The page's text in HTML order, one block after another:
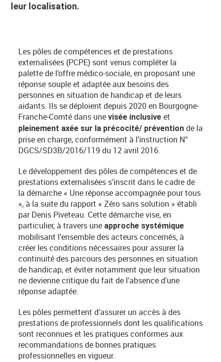
leur localisation.
Les pôles de compétences et de prestations
externalisées (PCPE) sont venus compléter la
palette de l’offre médico-sociale, en proposant une
réponse souple et adaptée aux besoins des
personnes en situation de handicap et de leurs
aidants. Ils se déploient depuis 2020 en Bourgogne-
Franche-Comté dans une visée inclusive et
pleinement axée sur la précocité/ prévention de la
prise en charge, conformément à l’instruction N°
DGCS/SD3B/2016/119 du 12 avril 2016.
Le développement des pôles de compétences et de
prestations externalisées s’inscrit dans le cadre de
la démarche « Une réponse accompagnée pour tous
», à la suite du rapport « Zéro sans solution » établi
par Denis Piveteau. Cette démarche vise, en
particulier, à travers une approche systémique
mobilisant l’ensemble des acteurs concernés, à
créer les conditions nécessaires pour assurer la
continuité des parcours des personnes en situation
de handicap, et éviter notamment que leur situation
ne devienne critique du fait de l’absence d’une
réponse adaptée.
Les pôles permettent d’assurer un accès à des
prestations de professionnels dont les qualifications
sont reconnues et les pratiques conformes aux
recommandations de bonnes pratiques
professionnelles en vigueur.